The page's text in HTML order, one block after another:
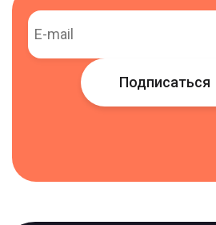
Подписаться